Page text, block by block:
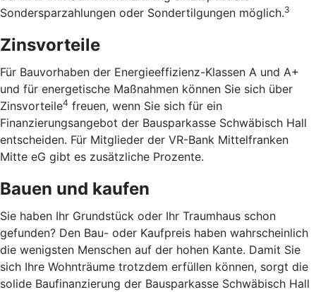
Sondersparzahlungen oder Sondertilgungen möglich.3
Zinsvorteile
Für Bauvorhaben der Energieeffizienz-Klassen A und A+
und für energetische Maßnahmen können Sie sich über
Zinsvorteile4 freuen, wenn Sie sich für ein
Finanzierungsangebot der Bausparkasse Schwäbisch Hall
entscheiden. Für Mitglieder der VR-Bank Mittelfranken
Mitte eG gibt es zusätzliche Prozente.
Bauen und kaufen
Sie haben Ihr Grundstück oder Ihr Traumhaus schon
gefunden? Den Bau- oder Kaufpreis haben wahrscheinlich
die wenigsten Menschen auf der hohen Kante. Damit Sie
sich Ihre Wohnträume trotzdem erfüllen können, sorgt die
solide Baufinanzierung der Bausparkasse Schwäbisch Hall